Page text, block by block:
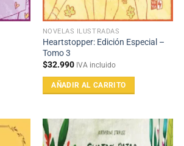
NOVELAS ILUSTRADAS
Heartstopper: Edición Especial –
Tomo 3
$32.990 IVA incluido
AÑADIR AL CARRITO